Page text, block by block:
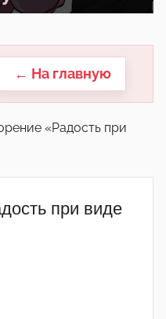
← На главную
«Радость при
при виде